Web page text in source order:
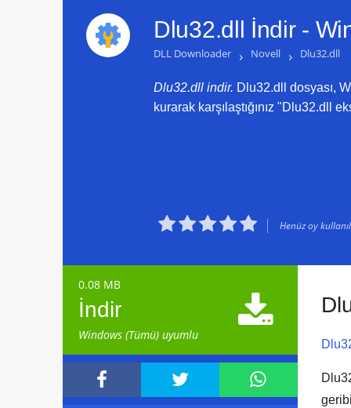
Dlu32.dll İndir -
DLL Downloader › Novell › Dlu32.dll
Dlu32.dll indir. Dlu32.dll dosyası,
kurarak karşılaştığınız "Dlu32.dll
 Henüz oy
0.08 MB
İndir
Windows (Tümü) uyumlu

  